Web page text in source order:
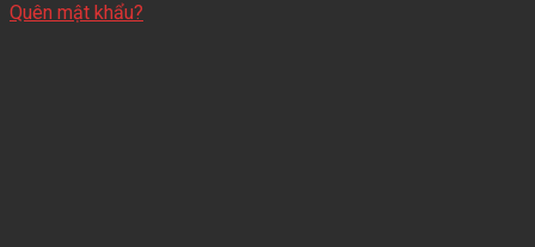
Quên mật khẩu?